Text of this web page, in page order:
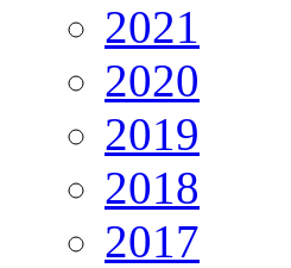
2021
2020
2019
2018
2017